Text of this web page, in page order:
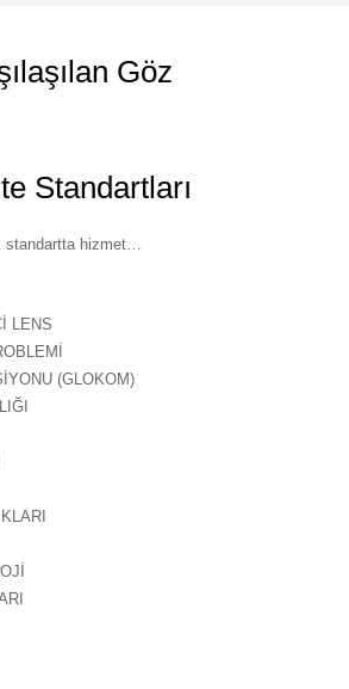
Göz
Standartları
standartta hizmet…
LENS
(GLOKOM)